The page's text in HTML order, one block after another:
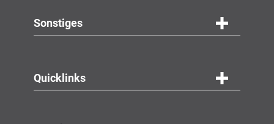
Sonstiges
Quicklinks